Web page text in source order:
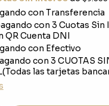
con Transferencia
con 3 Cuotas Sin
QR Cuenta DNI
con Efectivo
con 3 CUOTAS
las tarjetas